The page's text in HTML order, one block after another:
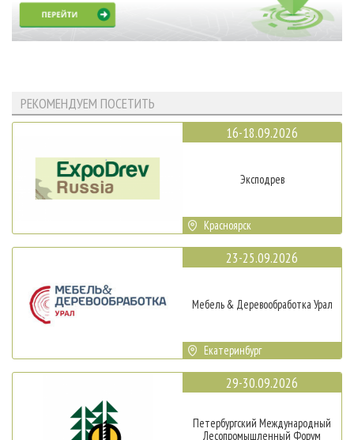
РЕКОМЕНДУЕМ ПОСЕТИТЬ
16-18.09.2026
Эксподрев
Красноярск
23-25.09.2026
Мебель & Деревообработка Урал
Екатеринбург
29-30.09.2026
Петербургский Международный
Лесопромышленный Форум